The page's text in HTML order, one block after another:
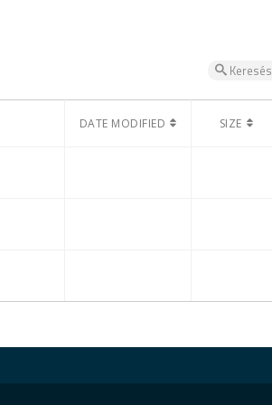
Keresés
DATE MODIFIED SIZE